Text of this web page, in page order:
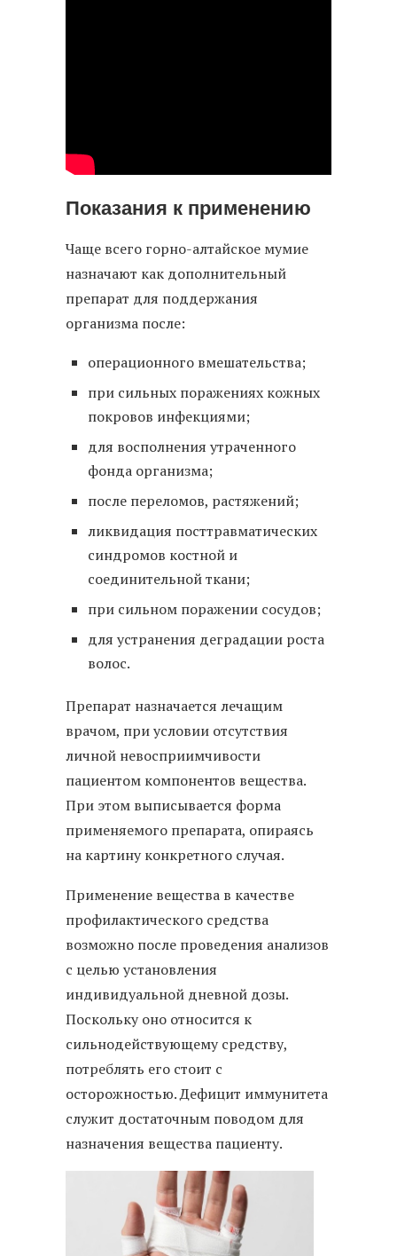
Показания к применению
Чаще всего горно-алтайское мумие
назначают как дополнительный
препарат для поддержания
организма после:
операционного вмешательства;
при сильных поражениях кожных
покровов инфекциями;
для восполнения утраченного
фонда организма;
после переломов, растяжений;
ликвидация посттравматических
синдромов костной и
соединительной ткани;
при сильном поражении сосудов;
для устранения деградации роста
волос.
Препарат назначается лечащим
врачом, при условии отсутствия
личной невосприимчивости
пациентом компонентов вещества.
При этом выписывается форма
применяемого препарата, опираясь
на картину конкретного случая.
Применение вещества в качестве
профилактического средства
возможно после проведения анализов
с целью установления
индивидуальной дневной дозы.
Поскольку оно относится к
сильнодействующему средству,
потреблять его стоит с
осторожностью. Дефицит иммунитета
служит достаточным поводом для
назначения вещества пациенту.